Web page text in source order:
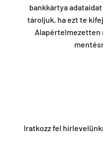
bankkártya
tároljuk, ha ezt te
Alapértelmezetten
Iratkozz fel